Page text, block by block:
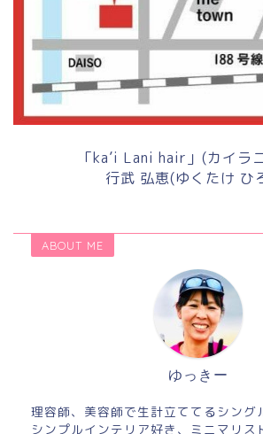
「ka’i Lani hair」(カイラ
行武 弘恵(ゆくたけ ひ
ABOUT ME
ゆっきー
理容師、美容師で生計立ててるシング
シンプルインテリア好き、ミニマリス